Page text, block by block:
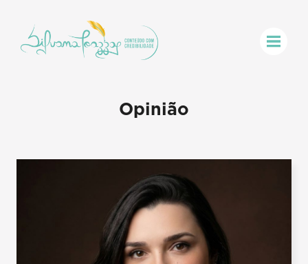
Opinião